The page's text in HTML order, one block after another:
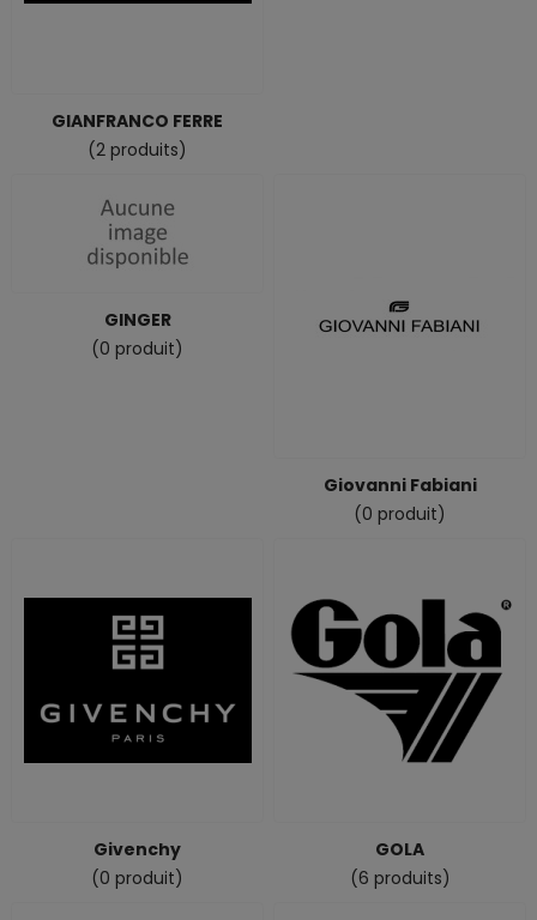
GIANFRANCO FERRE
(2 produits)
GINGER
(0 produit)
Giovanni Fabiani
(0 produit)
Givenchy
(0 produit)
GOLA
(6 produits)